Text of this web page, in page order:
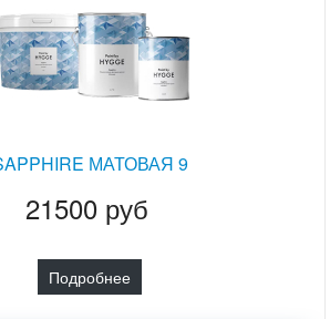
МАТОВАЯ 9
21500 руб
Подробнее